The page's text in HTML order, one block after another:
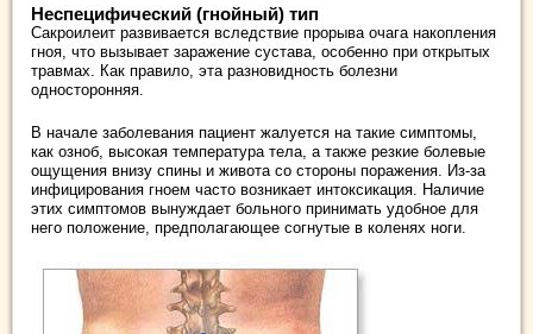
Неспецифический (гнойный) тип
Сакроилеит развивается вследствие прорыва очага накопления
гноя, что вызывает заражение сустава, особенно при открытых
травмах. Как правило, эта разновидность болезни
односторонняя.
В начале заболевания пациент жалуется на такие симптомы,
как озноб, высокая температура тела, а также резкие болевые
ощущения внизу спины и живота со стороны поражения. Из-за
инфицирования гноем часто возникает интоксикация. Наличие
этих симптомов вынуждает больного принимать удобное для
него положение, предполагающее согнутые в коленях ноги.